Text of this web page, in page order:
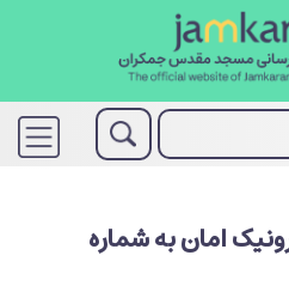
امان به شماره